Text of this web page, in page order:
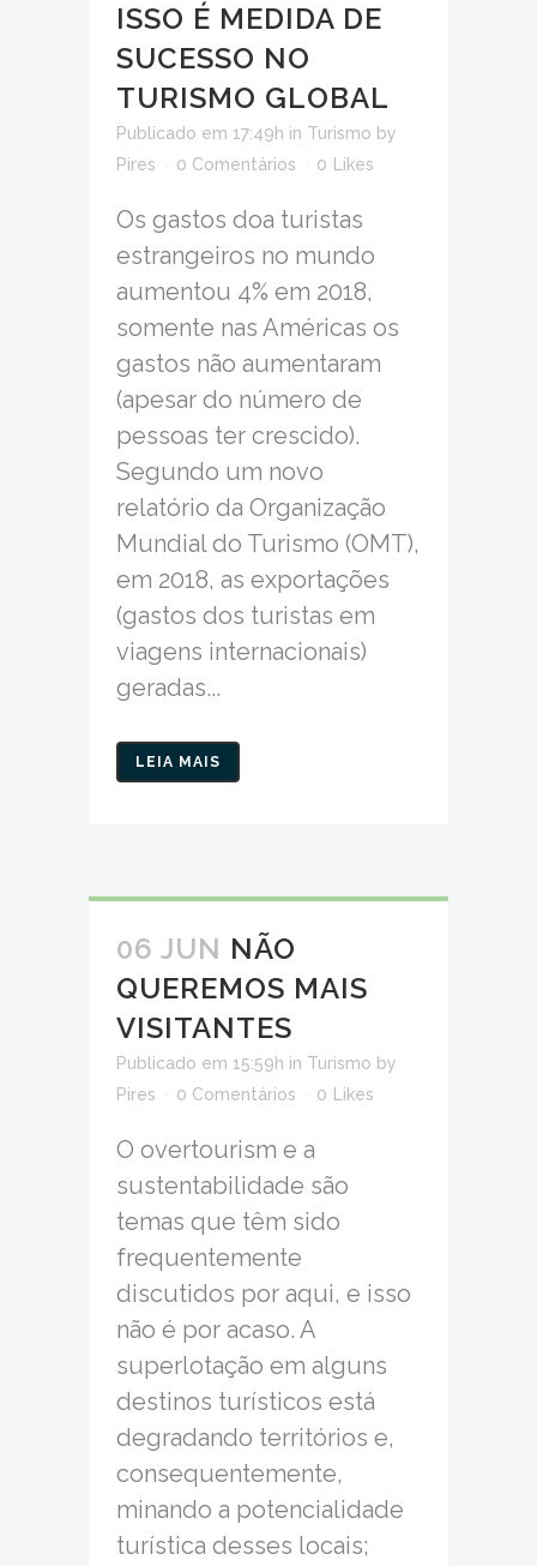
ISSO É MEDIDA DE
SUCESSO NO
TURISMO GLOBAL
Publicado em 17:49h in Turismo by
Pires
0 Comentários 0 Likes
Os gastos doa turistas
estrangeiros no mundo
aumentou 4% em 2018,
somente nas Américas os
gastos não aumentaram
(apesar do número de
pessoas ter crescido).
Segundo um novo
relatório da Organização
Mundial do Turismo (OMT),
em 2018, as exportações
(gastos dos turistas em
viagens internacionais)
geradas...
LEIA MAIS
06 JUN NÃO
QUEREMOS MAIS
VISITANTES
Publicado em 15:59h in Turismo by
Pires
0 Comentários 0 Likes
O overtourism e a
sustentabilidade são
temas que têm sido
frequentemente
discutidos por aqui, e isso
não é por acaso. A
superlotação em alguns
destinos turísticos está
degradando territórios e,
consequentemente,
minando a potencialidade
turística desses locais;